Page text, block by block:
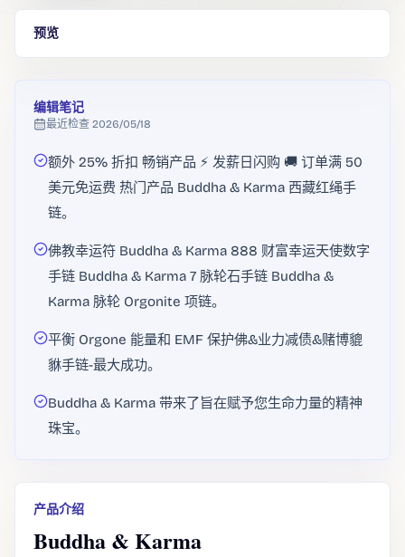
预览
编辑笔记
最近检查 2026/05/18
额外 25% 折扣 畅销产品 ⚡ 发薪日闪购 🚚 订单满 50
美元免运费 热门产品 Buddha & Karma 西藏红绳手
链。
佛教幸运符 Buddha & Karma 888 财富幸运天使数字
手链 Buddha & Karma 7 脉轮石手链 Buddha &
Karma 脉轮 Orgonite 项链。
平衡 Orgone 能量和 EMF 保护佛&业力减债&赌博貔
貅手链-最大成功。
Buddha & Karma 带来了旨在赋予您生命力量的精神
珠宝。
产品介绍
Buddha & Karma